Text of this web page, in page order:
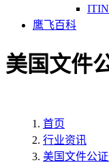
鹰飞百科
美国文件
首页
行业资讯
美国文件公